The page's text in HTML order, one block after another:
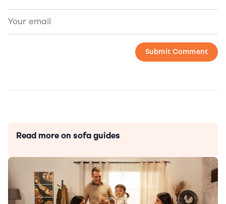
Read more on sofa guides